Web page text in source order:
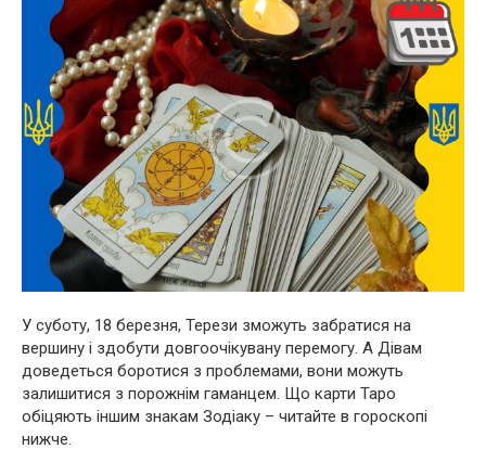
У суботу, 18 березня, Терези зможуть забратися на
вершину і здобути довгоочікувану перемогу. А Дівам
доведеться боротися з проблемами, вони можуть
залишитися з порожнім гаманцем. Що карти Таро
обіцяють іншим знакам Зодіаку – читайте в гороскопі
нижче.